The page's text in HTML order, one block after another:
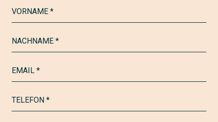
VORNAME *
NACHNAME *
EMAIL *
TELEFON *